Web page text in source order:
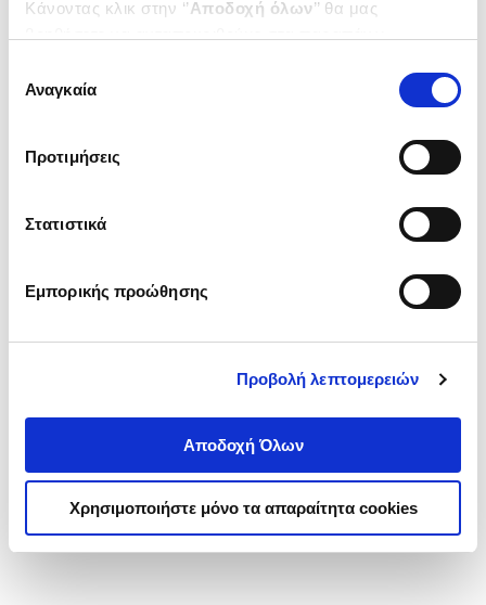
Κάνοντας κλικ στην ‘’Αποδοχή όλων’’ θα μας
ενδιαφέρουν και να επιλέξετε από τα παρακάτω με την
΄΄και να ενημερωθείτε σχετικά με
συγκατάθεσης
Αναγκαία
Προτιμήσεις
Στατιστικά
Εμπορικής προώθησης
Προβολή λεπτομερειών
Αποδοχή Όλων
Χρησιμοποιήστε μόνο τα απαραίτητα cookies